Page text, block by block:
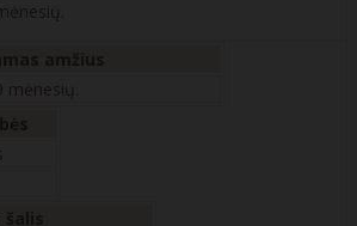
mėnesių.